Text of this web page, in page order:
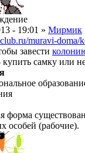
- 19:01 » Мирмик
muravi-doma/
завести
купить самку или
форма
особей (рабочие).